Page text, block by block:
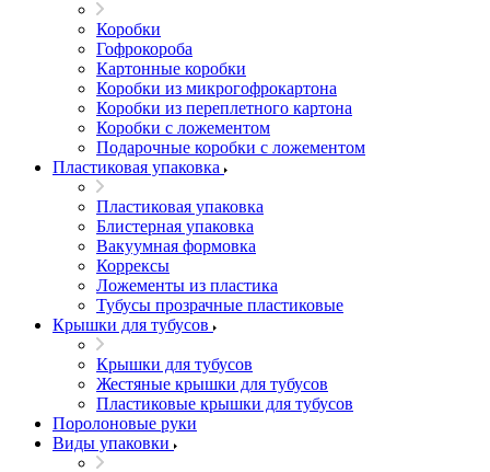
Коробки
Гофрокороба
Картонные коробки
Коробки из микрогофрокартона
Коробки из переплетного картона
Коробки с ложементом
Подарочные коробки с ложементом
Пластиковая упаковка
Пластиковая упаковка
Блистерная упаковка
Вакуумная формовка
Коррексы
Ложементы из пластика
Тубусы прозрачные пластиковые
Крышки для тубусов
Крышки для тубусов
Жестяные крышки для тубусов
Пластиковые крышки для тубусов
Поролоновые руки
Виды упаковки